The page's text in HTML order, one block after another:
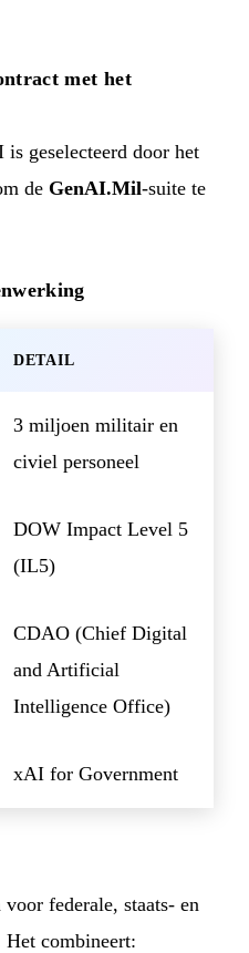
met het
geselecteerd door het
de GenAI.Mil-suite te
DETAIL
3 miljoen militair en
civiel personeel
DOW Impact Level 5
(IL5)
CDAO (Chief Digital
and Artificial
Intelligence Office)
xAI for Government
federale, staats- en
Het combineert: